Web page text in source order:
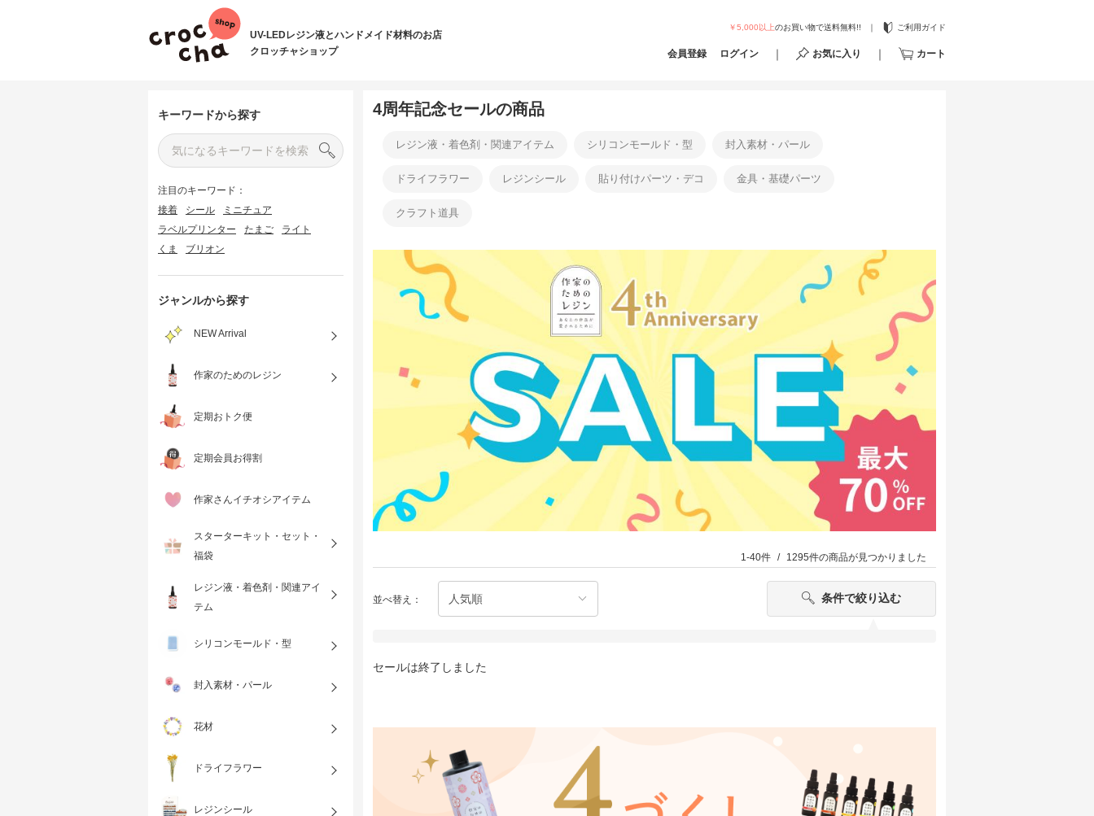
UV-LEDレジン液とハンドメイド材料のお店
クロッチャショップ
￥5,000以上のお買い物で送料無料!! ご利用ガイド
会員登録 ログイン お気に入り カート
キーワードから探す
注目のキーワード：
接着
シール
ミニチュア
ラベルプリンター
たまご
ライト
くま
ブリオン
ジャンルから探す
NEW Arrival
作家のためのレジン
定期おトク便
定期会員お得割
作家さんイチオシアイテム
スターターキット・セット・
福袋
レジン液・着色剤・関連アイ
テム
シリコンモールド・型
封入素材・パール
花材
ドライフラワー
レジンシール
4周年記念セールの商品
レジン液・着色剤・関連アイテム シリコンモールド・型 封入素材・パール
ドライフラワー レジンシール 貼り付けパーツ・デコ 金具・基礎パーツ
クラフト道具
1-40件 1295件の商品が見つかりました
並べ替え： 条件で絞り込む
セールは終了しました